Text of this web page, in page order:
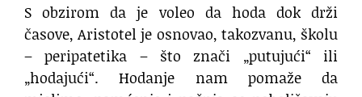
S obzirom da je voleo da hoda dok drži
časove, Aristotel je osnovao, takozvanu, školu
– peripatetika – što znači „putujući“ ili
„hodajući“. Hodanje nam pomaže da